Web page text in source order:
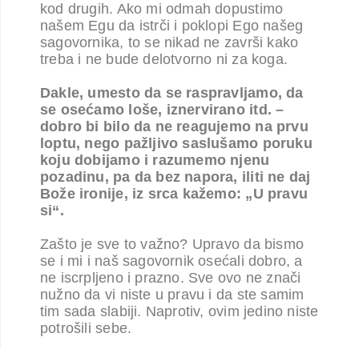
kod drugih. Ako mi odmah dopustimo
našem Egu da istrči i poklopi Ego našeg
sagovornika, to se nikad ne završi kako
treba i ne bude delotvorno ni za koga.
Dakle, umesto da se raspravljamo, da
se osećamo loše, iznervirano itd. –
dobro bi bilo da ne reagujemo na prvu
loptu, nego pažljivo saslušamo poruku
koju dobijamo i razumemo njenu
pozadinu, pa da bez napora, iliti ne daj
Bože ironije, iz srca kažemo: „U pravu
si“.
Zašto je sve to važno? Upravo da bismo
se i mi i naš sagovornik osećali dobro, a
ne iscrpljeno i prazno. Sve ovo ne znači
nužno da vi niste u pravu i da ste samim
tim sada slabiji. Naprotiv, ovim jedino niste
potrošili sebe.